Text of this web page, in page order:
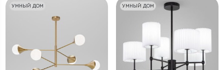
УМНЫЙ ДОМ УМНЫЙ ДОМ